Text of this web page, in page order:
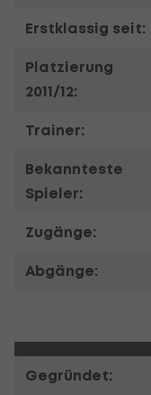
Erstklassig seit:
Platzierung
2011/12:
Trainer:
Bekannteste
Spieler:
Zugänge:
Abgänge:
Gegründet: